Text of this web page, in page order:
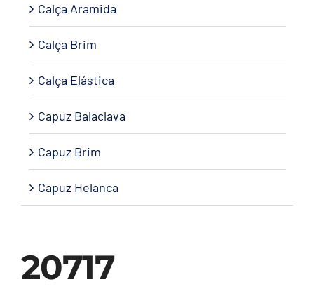
20717
Calça Aramida
Calça Brim
Calça Elástica
Capuz Balaclava
Capuz Brim
Capuz Helanca